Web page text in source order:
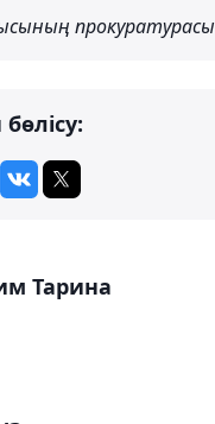
прокуратурасы
Тарина